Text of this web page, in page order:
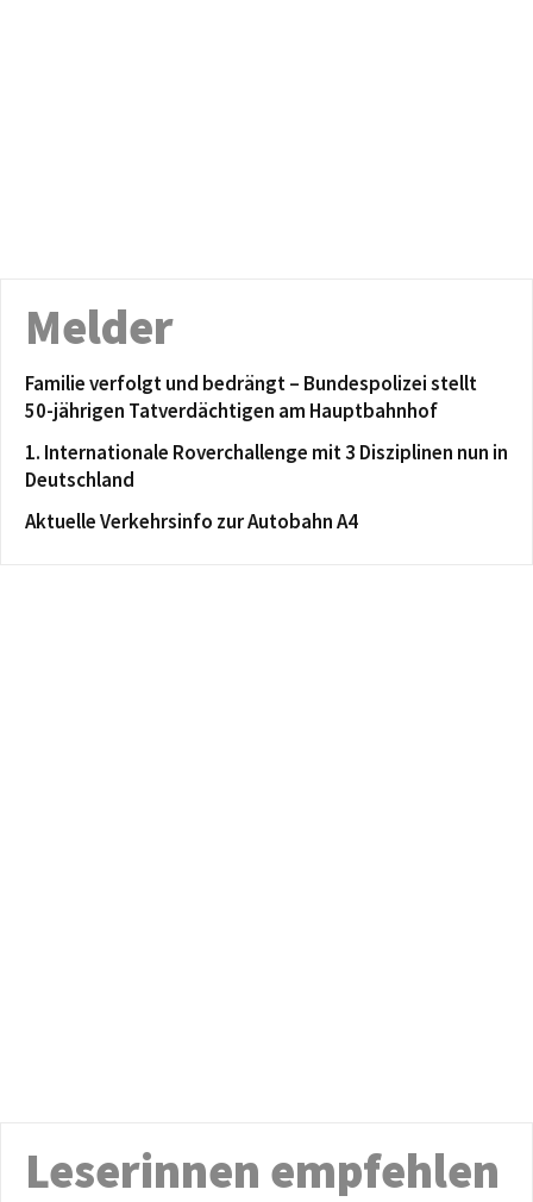
Melder
Familie verfolgt und bedrängt – Bundespolizei stellt
50-jährigen Tatverdächtigen am Hauptbahnhof
1. Internationale Roverchallenge mit 3 Disziplinen nun in
Deutschland
Aktuelle Verkehrsinfo zur Autobahn A4
Leserinnen empfehlen